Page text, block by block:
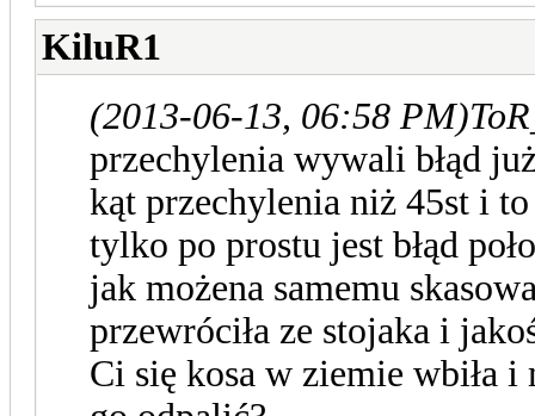
KiluR1
(2013-06-13, 06:58 PM)
przechylenia wywali błąd
kąt przechylenia niż 45st i
tylko po prostu jest błąd
jak możena samemu
przewróciła ze stojaka i
Ci się kosa w ziemie wbiła i